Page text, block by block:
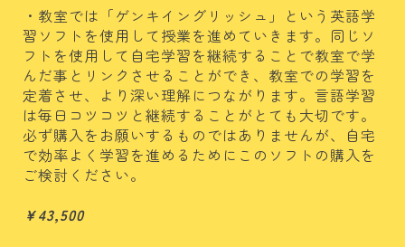
・教室では「ゲンキイングリッシュ」という英語学
習ソフトを使用して授業を進めていきます。同じソ
フトを使用して自宅学習を継続することで教室で学
んだ事とリンクさせることができ、教室での学習を
定着させ、より深い理解につながります。言語学習
は毎日コツコツと継続することがとても大切です。
必ず購入をお願いするものではありませんが、自宅
で効率よく学習を進めるためにこのソフトの購入を
ご検討ください。
￥43,500